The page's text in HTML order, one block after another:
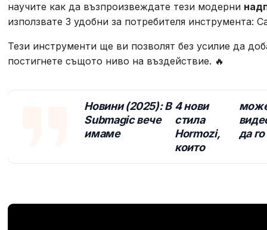
научите как да възпроизвеждате тези модерни
използвате 3 удобни за потребителя инструмента:
Тези инструменти ще ви позволят без усилие да
постигнете същото ниво на въздействие. 🔥
Новини (2025): В
Submagic вече
имаме
4 нови
стила
Hormozi,
които
да